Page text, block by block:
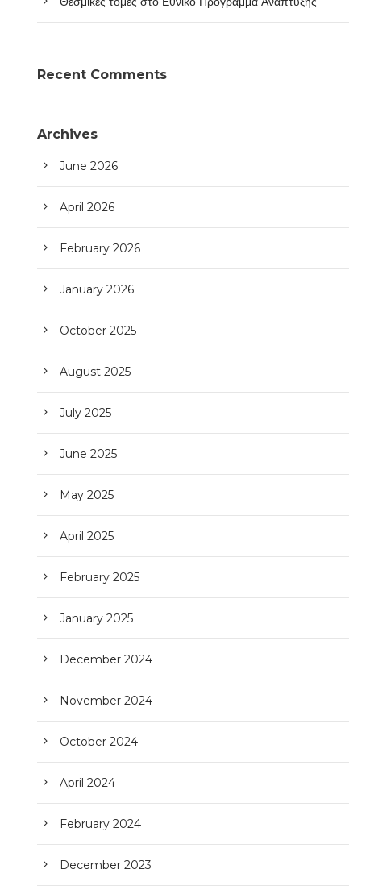
Recent Comments
Archives
June 2026
April 2026
February 2026
January 2026
October 2025
August 2025
July 2025
June 2025
May 2025
April 2025
February 2025
January 2025
December 2024
November 2024
October 2024
April 2024
February 2024
December 2023